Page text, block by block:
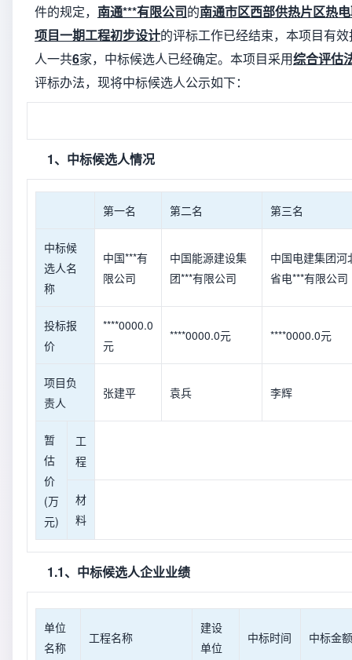
件的规定， 南通***有限公司的南通市区西部供热片区热
项目一期工程初步设计的评标工作已经结束，本项目有
人一共6家，中标候选人已经确定。本项目采用综合评估
评标办法，现将中标候选人公示如下：
1、中标候选人情况
第一名 第二名 第三名
中标候
选人名
称
中国***有
限公司
中国能源建设集
团***有限公司
中国电建集团河
省电***有限公司
投标报
价
****0000.0
元
****0000.0元 ****0000.0元
项目负
责人
张建平 袁兵 李辉
暂
估
价
(万
元)
工
程
材
料
1.1、中标候选人企业业绩
单位
名称
工程名称
建设
单位
中标时间 中标金额